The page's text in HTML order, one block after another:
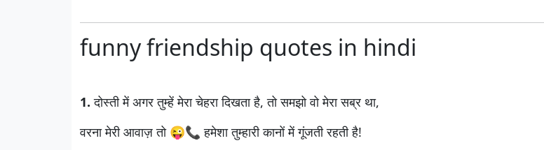
funny friendship quotes in hindi
1.दोस्ती में अगर तुम्हें मेरा चेहरा दिखता है, तो समझो वो मेरा सब्र था,
वरना मेरी आवाज़ तो 😜📞 हमेशा तुम्हारी कानों में गूंजती रहती है!